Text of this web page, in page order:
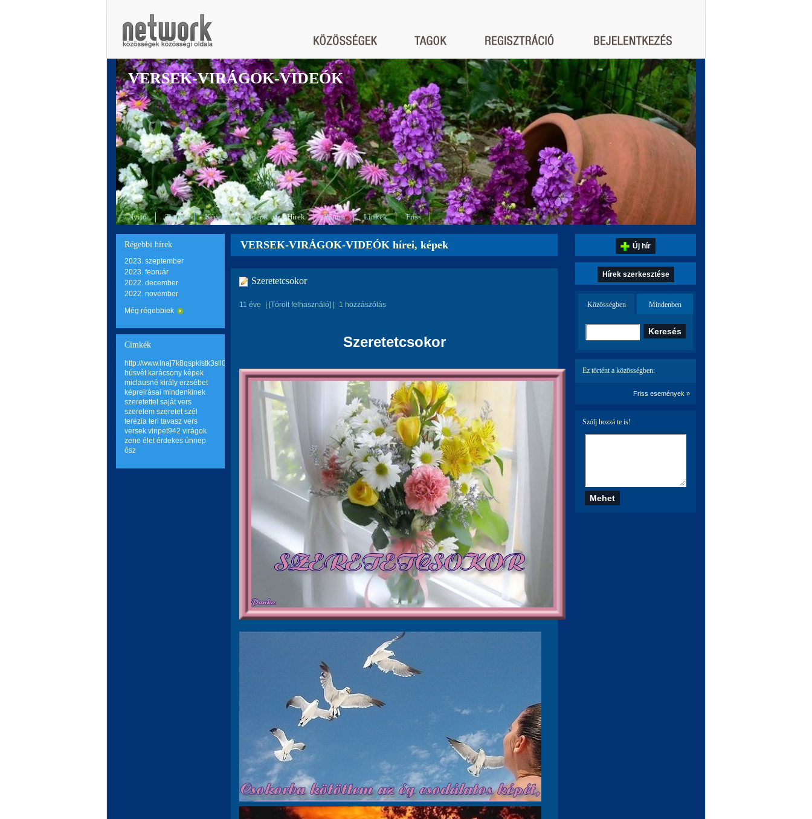
VERSEK-VIRÁGOK-VIDEÓK
Nyitó Tagok Képek Videók Hírek Fórum Linkek Friss
Régebbi hírek
2023. szeptember
2023. február
2022. december
2022. november
Még régebbiek
Címkék
http://www.lnaj7k8qspkistk3sll0hqp6mo2wq8go.com
húsvét karácsony képek
miclausné király erzsébet
képreirásai mindenkinek
szeretettel saját vers
szerelem szeretet szél
terézia teri tavasz vers
versek vinpet942 virágok
zene élet érdekes ünnep
ősz
VERSEK-VIRÁGOK-VIDEÓK hírei, képek
Szeretetcsokor
11 éve [Törölt felhasználó] 1 hozzászólás
Szeretetcsokor
Új hír
Hírek szerkesztése
Közösségben Mindenben
Ez történt a közösségben:
Friss események »
Szólj hozzá te is!